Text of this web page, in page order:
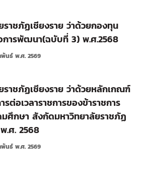
าชภัฏเชียงราย ว่าด้วยกองทุน
การพัฒนา(ฉบับที่ 3) พ.ศ.2568
พันธ์ พ.ศ. 2569
าชภัฏเชียงราย ว่าด้วยหลักเกณฑ์
รต่อเวลาราชการของข้าราชการ
ศึกษา สังกัดมหาวิทยาลัยราชภัฏ
.ศ. 2568
พันธ์ พ.ศ. 2569